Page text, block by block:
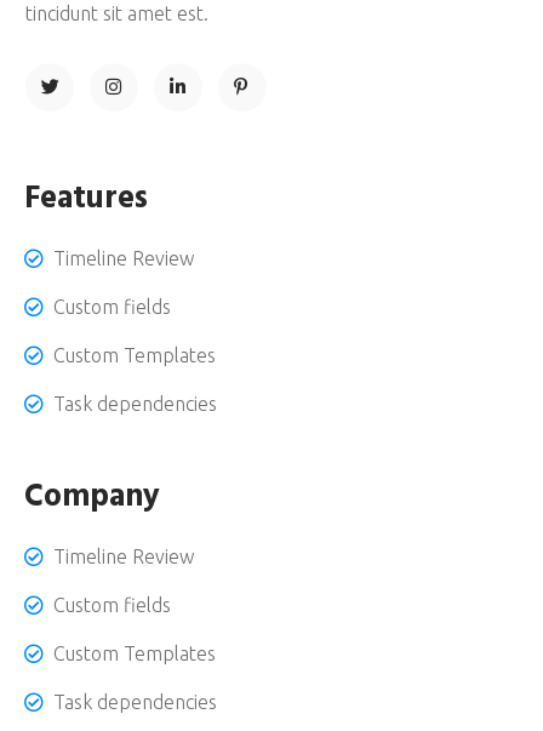
tincidunt sit amet est.
Features
Timeline Review
Custom fields
Custom Templates
Task dependencies
Company
Timeline Review
Custom fields
Custom Templates
Task dependencies